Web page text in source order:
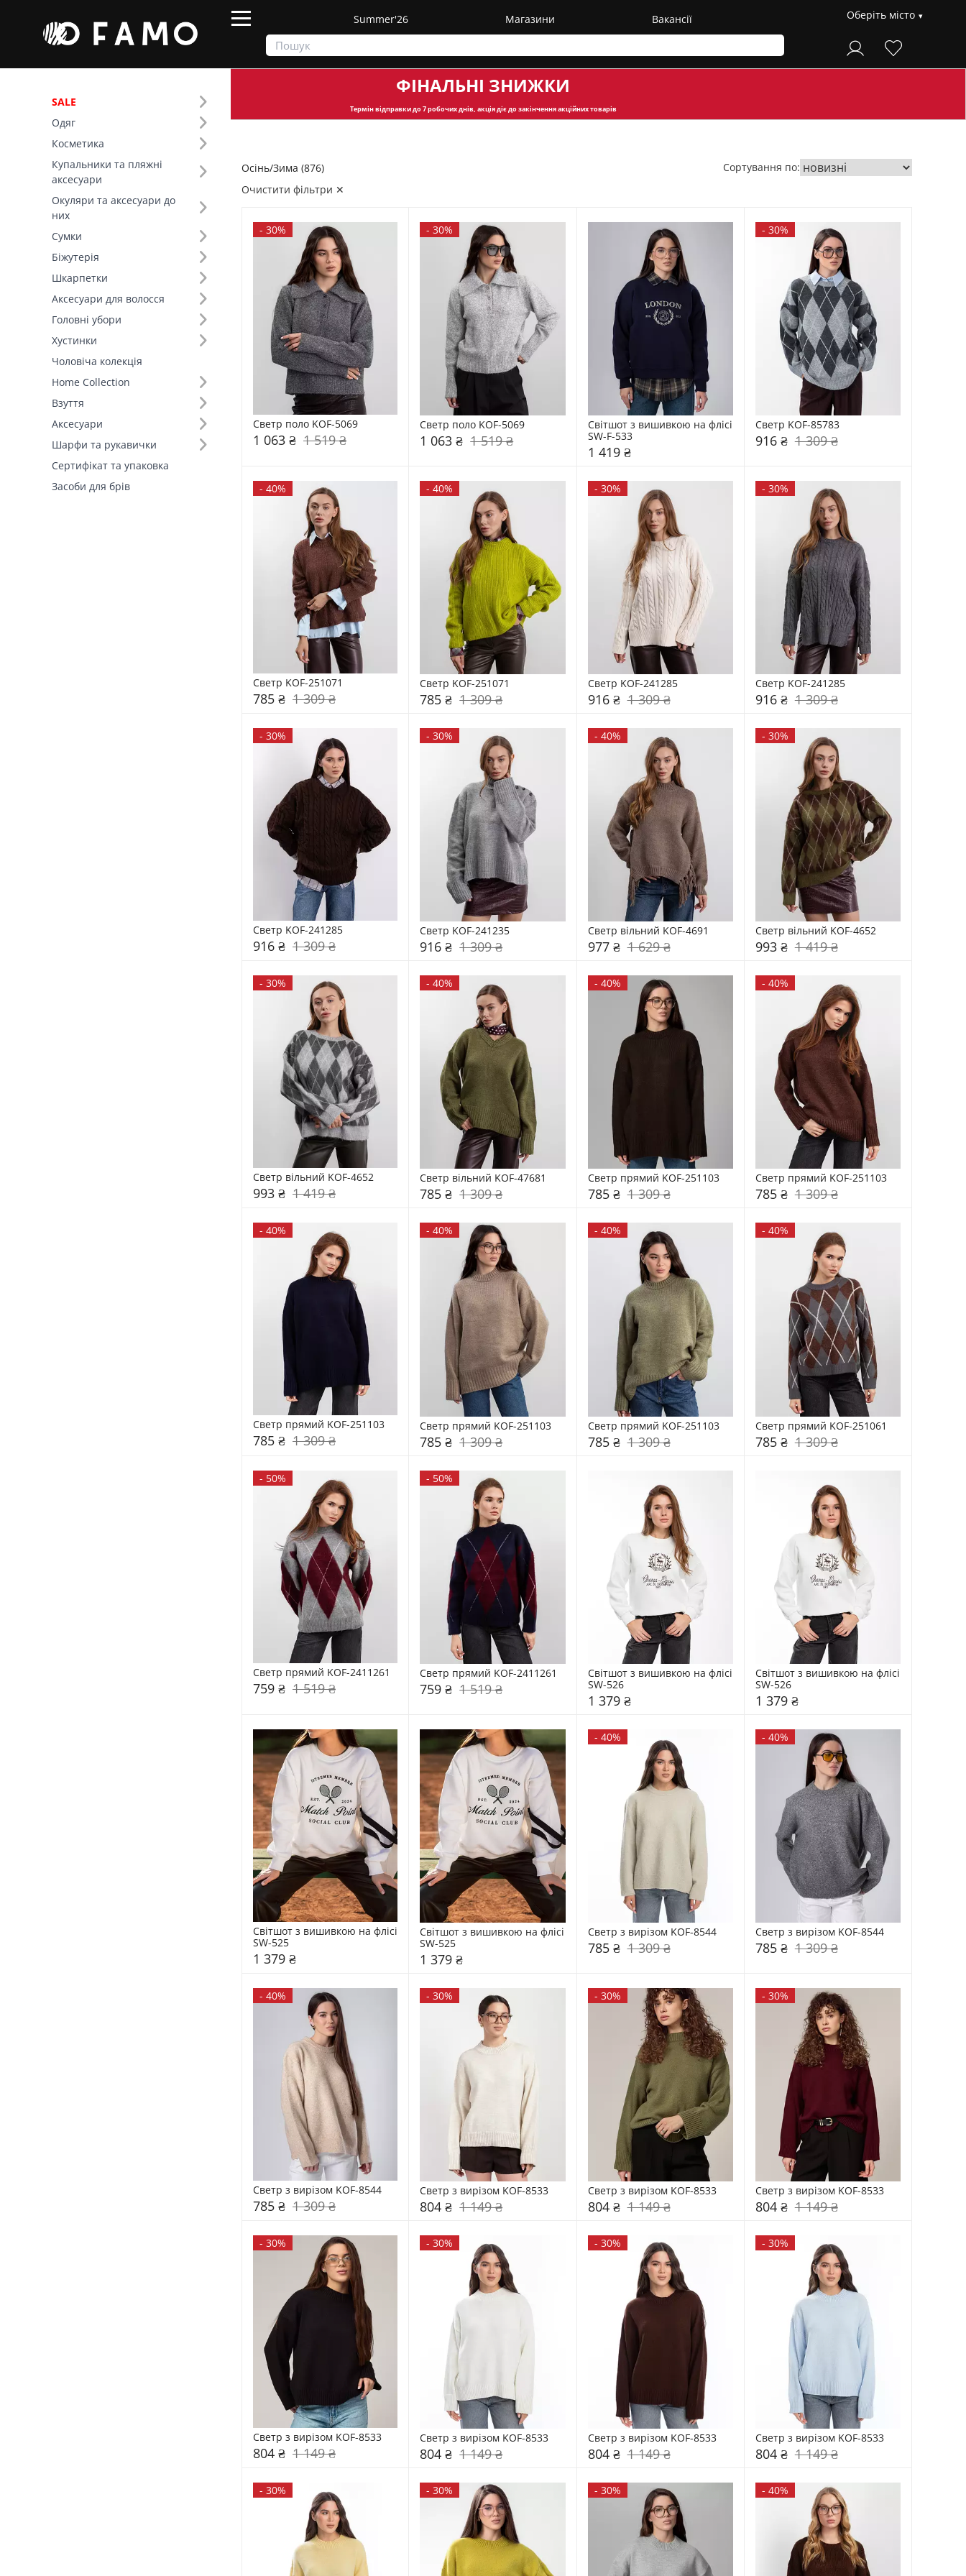
Summer'26 Магазини Вакансії Оберіть місто
SALE
Одяг
Косметика
Купальники та пляжні
аксесуари
Окуляри та аксесуари до
них
Сумки
Біжутерія
Шкарпетки
Аксесуари для волосся
Головні убори
Хустинки
Чоловіча колекція
Home Collection
Взуття
Аксесуари
Шарфи та рукавички
Сертифікат та упаковка
Засоби для брів
ФІНАЛЬНІ ЗНИЖКИ
Термін відправкидо 7 робочих днів, акція діє до закінчення акційних товарів
Фільтр
Ціна
SALE
Сезон (6)
Основний колір (16)
Розмір (27)
Колір (157)
Склад (94)
Країна виробник (4)
Осінь/Зима (876)
Очистити фільтри ✕
Сортування по:
- 30%
Светр поло KOF-5069
1 063 ₴ 1 519 ₴
-30%
Светр поло KOF-5069
1 063 ₴ 1 519 ₴
Світшот з вишивкою на флісі
SW-F-533
1 419 ₴
- 30%
Светр KOF-85783
916 ₴ 1 309 ₴
- 40%
Светр KOF-251071
785 ₴ 1 309 ₴
-40%
Светр KOF-251071
785 ₴ 1 309 ₴
- 30%
Светр KOF-241285
916 ₴ 1 309 ₴
- 30%
Светр KOF-241285
916 ₴ 1 309 ₴
- 30%
Светр KOF-241285
916 ₴ 1 309 ₴
-30%
Светр KOF-241235
916 ₴ 1 309 ₴
- 40%
Светр вільний KOF-4691
977 ₴ 1 629 ₴
- 30%
Светр вільний KOF-4652
993 ₴ 1 419 ₴
- 30%
Светр вільний KOF-4652
993 ₴ 1 419 ₴
-40%
Светр вільний KOF-47681
785 ₴ 1 309 ₴
- 40%
Светр прямий KOF-251103
785 ₴ 1 309 ₴
- 40%
Светр прямий KOF-251103
785 ₴ 1 309 ₴
- 40%
Светр прямий KOF-251103
785 ₴ 1 309 ₴
-40%
Светр прямий KOF-251103
785 ₴ 1 309 ₴
- 40%
Светр прямий KOF-251103
785 ₴ 1 309 ₴
- 40%
Светр прямий KOF-251061
785 ₴ 1 309 ₴
- 50%
Светр прямий KOF-2411261
759 ₴ 1 519 ₴
- 50%
Светр прямий KOF-2411261
759 ₴ 1 519 ₴
Світшот з вишивкою на флісі
SW-526
1 379 ₴
Світшот з вишивкою на флісі
SW-526
1 379 ₴
Світшот з вишивкою на флісі
SW-525
1 379 ₴
Світшот з вишивкою на флісі
SW-525
1 379 ₴
- 40%
Светр з вирізом KOF-8544
785 ₴ 1 309 ₴
- 40%
Светр з вирізом KOF-8544
785 ₴ 1 309 ₴
- 40%
Светр з вирізом KOF-8544
785 ₴ 1 309 ₴
-30%
Светр з вирізом KOF-8533
804 ₴ 1 149 ₴
- 30%
Светр з вирізом KOF-8533
804 ₴ 1 149 ₴
- 30%
Светр з вирізом KOF-8533
804 ₴ 1 149 ₴
- 30%
Светр з вирізом KOF-8533
804 ₴ 1 149 ₴
-30%
Светр з вирізом KOF-8533
804 ₴ 1 149 ₴
- 30%
Светр з вирізом KOF-8533
804 ₴ 1 149 ₴
- 30%
Светр з вирізом KOF-8533
804 ₴ 1 149 ₴
- 30% -30% - 30% - 40%